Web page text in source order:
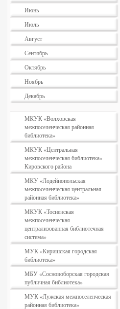
Июнь
Июль
Август
Сентябрь
Октябрь
Ноябрь
Декабрь
МКУК «Волховская
межпоселенческая районная
библиотека»
МКУК «Центральная
межпоселенческая библиотека»
Кировского района
МКУ «Лодейнопольская
межпоселенческая центральная
районная библиотека»
МКУК «Тосненская
межпоселенческая
централизованная библиотечная
система»
МУК «Киришская городская
библиотека»
МБУ «Сосновоборская городская
публичная библиотека»
МУК «Лужская межпоселенческая
районная библиотека»